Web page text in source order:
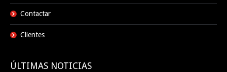
Contactar
Clientes
ÚLTIMAS NOTICIAS